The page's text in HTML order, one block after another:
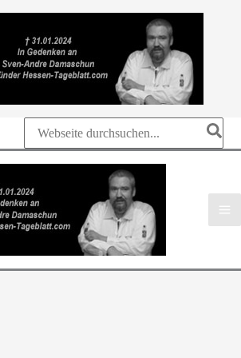
Search
for: